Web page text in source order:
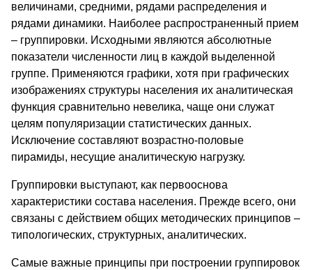
величинами, средними, рядами распределения и
рядами динамики. Наиболее распространенный прием
– группировки. Исходными являются абсолютные
показатели численности лиц в каждой выделенной
группе. Применяются графики, хотя при графических
изображениях структуры населения их аналитическая
функция сравнительно невелика, чаще они служат
целям популяризации статистических данных.
Исключение составляют возрастно-половые
пирамиды, несущие аналитическую нагрузку.
Группировки выступают, как первооснова
характеристики состава населения. Прежде всего, они
связаны с действием общих методических принципов –
типологических, структурных, аналитических.
Самые важные принципы при построении группировок